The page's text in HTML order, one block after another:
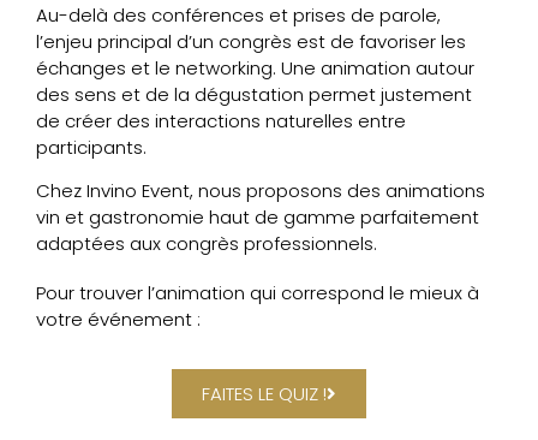
Au-delà des conférences et prises de parole,
l’enjeu principal d’un congrès est de favoriser les
échanges et le networking. Une animation autour
des sens et de la dégustation permet justement
de créer des interactions naturelles entre
participants.
Chez Invino Event, nous proposons des animations
vin et gastronomie haut de gamme parfaitement
adaptées aux congrès professionnels.
Pour trouver l’animation qui correspond le mieux à
votre événement :
FAITES LE QUIZ !